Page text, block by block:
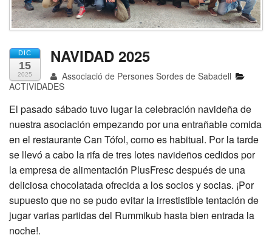
DIC
15
2025
NAVIDAD 2025
Associació de Persones Sordes de Sabadell
ACTIVIDADES
El pasado sábado tuvo lugar la celebración navideña de
nuestra asociación empezando por una entrañable comida
en el restaurante Can Tófol, como es habitual. Por la tarde
se llevó a cabo la rifa de tres lotes navideños cedidos por
la empresa de alimentación PlusFresc después de una
deliciosa chocolatada ofrecida a los socios y socias. ¡Por
supuesto que no se pudo evitar la irrestistible tentación de
jugar varias partidas del Rummikub hasta bien entrada la
noche!.